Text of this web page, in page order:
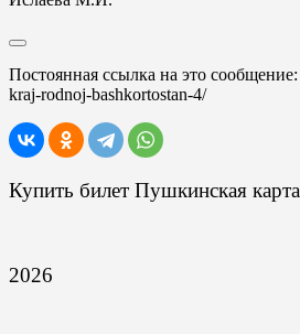
Постоянная ссылка на это сообщение:
kraj-rodnoj-bashkortostan-4/
Купить билет Пушкинская карта
2026